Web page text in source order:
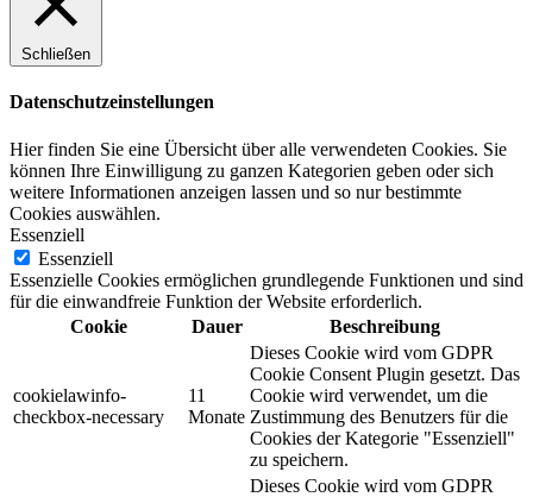
Schließen
Datenschutzeinstellungen
Hier finden Sie eine Übersicht über alle verwendeten Cookies. Sie
können Ihre Einwilligung zu ganzen Kategorien geben oder sich
weitere Informationen anzeigen lassen und so nur bestimmte
Cookies auswählen.
Essenziell
Essenziell
Essenzielle Cookies ermöglichen grundlegende Funktionen und sind
für die einwandfreie Funktion der Website erforderlich.
Cookie
Dauer Beschreibung
cookielawinfo-
checkbox-necessary
11
Monate
Dieses Cookie wird vom GDPR
Cookie Consent Plugin gesetzt. Das
Cookie wird verwendet, um die
Zustimmung des Benutzers für die
Cookies der Kategorie "Essenziell"
zu speichern.
Dieses Cookie wird vom GDPR